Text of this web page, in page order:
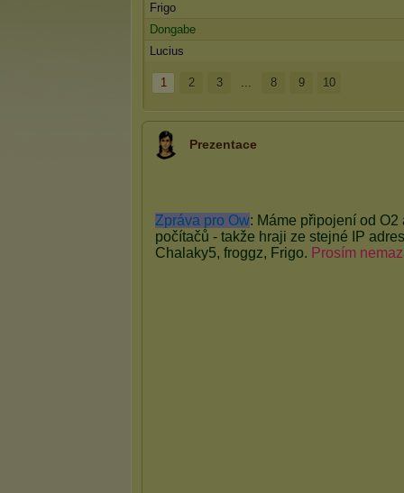
Frigo
Dongabe
Lucius
1 2 3 ... 8 9 10
Prezentace